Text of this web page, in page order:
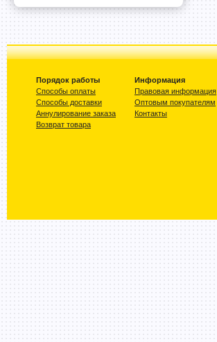
Порядок работы
Способы оплаты
Способы доставки
Аннулирование заказа
Возврат товара
Информация
Правовая информация
Оптовым покупателям
Контакты